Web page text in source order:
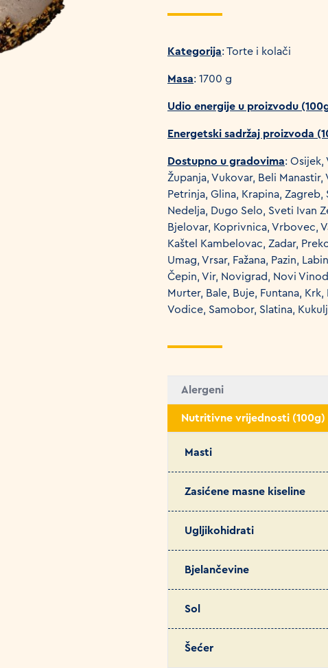
Kategorija: Torte i kolači
Masa: 1700 g
Udio energije u proizvodu
Energetski sadržaj proizvoda
Dostupno u gradovima: Osijek,
Županja, Vukovar, Beli
Petrinja, Glina, Krapina,
Nedelja, Dugo Selo, Sveti Ivan
Bjelovar, Koprivnica, Vrbovec,
Kaštel Kambelovac, Zadar,
Umag, Vrsar, Fažana, Pazin,
Čepin, Vir, Novigrad, Novi
Murter, Bale, Buje, Funtana,
Vodice, Samobor, Slatina,
Alergeni
Nutritivne vrijednosti (100g)
Masti
Zasićene masne kiseline
Ugljikohidrati
Bjelančevine
Sol
Šećer